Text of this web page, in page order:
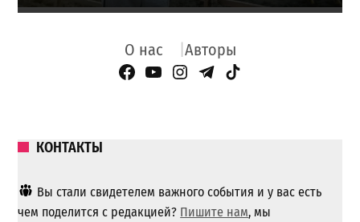
О нас Авторы
Facebook Page
YouTube
Instagram
Telegram
TikTok
КОНТАКТЫ
Вы стали свидетелем важного события и у вас есть
чем поделится с редакцией? Пишите нам, мы